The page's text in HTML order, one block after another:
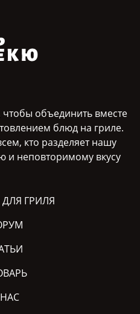
чтобы объединить вместе
блюд на гриле.
кто разделяет нашу
и неповторимому вкусу
ГРИЛЯ